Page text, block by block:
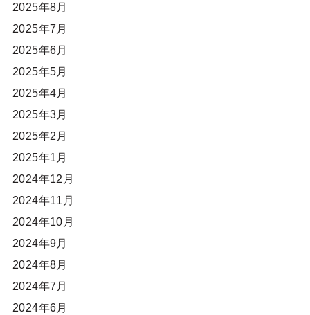
2025年8月
2025年7月
2025年6月
2025年5月
2025年4月
2025年3月
2025年2月
2025年1月
2024年12月
2024年11月
2024年10月
2024年9月
2024年8月
2024年7月
2024年6月